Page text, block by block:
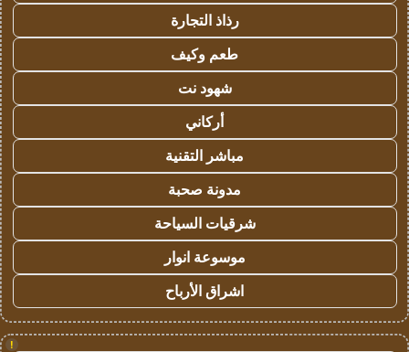
رذاذ التجارة
طعم وكيف
شهود نت
أركاني
مباشر التقنية
مدونة صحبة
شرقيات السياحة
موسوعة انوار
اشراق الأرباح
!